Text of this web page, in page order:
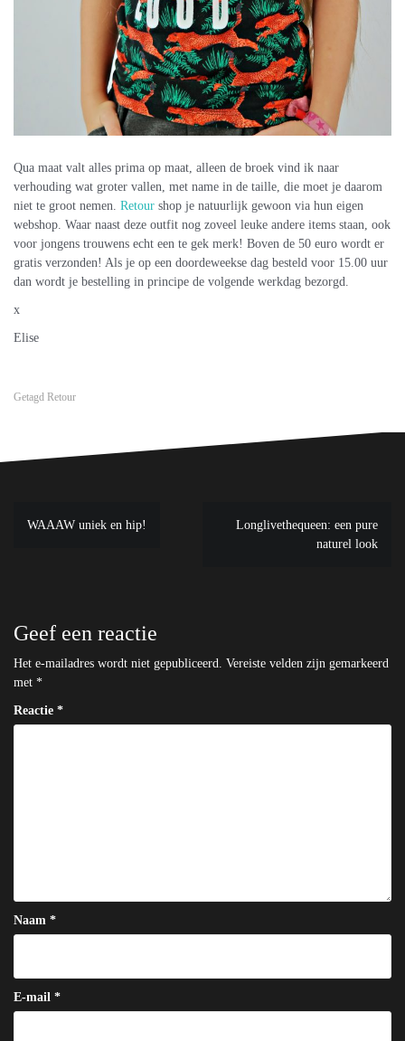
Qua maat valt alles prima op maat, alleen de broek vind ik naar
verhouding wat groter vallen, met name in de taille, die moet je daarom
niet te groot nemen. Retour shop je natuurlijk gewoon via hun eigen
webshop. Waar naast deze outfit nog zoveel leuke andere items staan, ook
voor jongens trouwens echt een te gek merk! Boven de 50 euro wordt er
gratis verzonden! Als je op een doordeweekse dag besteld voor 15.00 uur
dan wordt je bestelling in principe de volgende werkdag bezorgd.
x
Elise
Getagd Retour
Bericht
WAAAW uniek en hip!
Longlivethequeen: een pure
naturel look
Geef een reactie
Het e-mailadres wordt niet gepubliceerd. Vereiste velden zijn gemarkeerd
met *
Reactie *
Naam *
E-mail *